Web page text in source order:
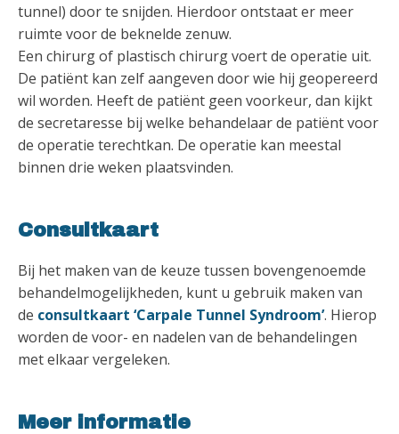
tunnel) door te snijden. Hierdoor ontstaat er meer
ruimte voor de beknelde zenuw.
Een chirurg of plastisch chirurg voert de operatie uit.
De patiënt kan zelf aangeven door wie hij geopereerd
wil worden. Heeft de patiënt geen voorkeur, dan kijkt
de secretaresse bij welke behandelaar de patiënt voor
de operatie terechtkan. De operatie kan meestal
binnen drie weken plaatsvinden.
Consultkaart
Bij het maken van de keuze tussen bovengenoemde
behandelmogelijkheden, kunt u gebruik maken van
de consultkaart ‘Carpale Tunnel Syndroom’. Hierop
worden de voor- en nadelen van de behandelingen
met elkaar vergeleken.
Meer informatie